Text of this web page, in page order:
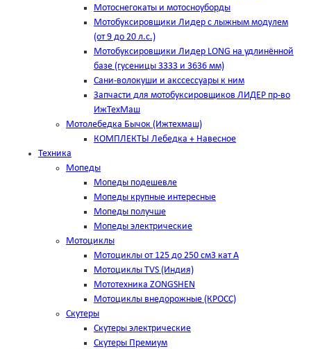
Мотоснегокаты и мотосноуборды
Мотобуксировщики Лидер с лыжным модулем
(от 9 до 20 л.с.)
Мотобуксировщики Лидер LONG на удлинённой
базе (гусеницы 3333 и 3636 мм)
Сани-волокуши и акссессуары к ним
Запчасти для мотобуксировщиков ЛИДЕР пр-во
ИжТехМаш
Мотолебедка Бычок (Ижтехмаш)
КОМПЛЕКТЫ Лебедка + Навесное
Техника
Мопеды
Мопеды подешевле
Мопеды крупные интересные
Мопеды получше
Мопеды электрические
Мотоциклы
Мотоциклы от 125 до 250 см3 кат А
Мотоциклы TVS (Индия)
Мототехника ZONGSHEN
Мотоциклы внедорожные (КРОСС)
Скутеры
Скутеры электрические
Скутеры Премиум